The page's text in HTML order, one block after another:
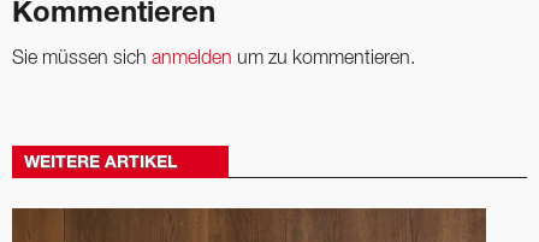
Kommentieren
Sie müssen sich anmelden um zu kommentieren.
WEITERE ARTIKEL